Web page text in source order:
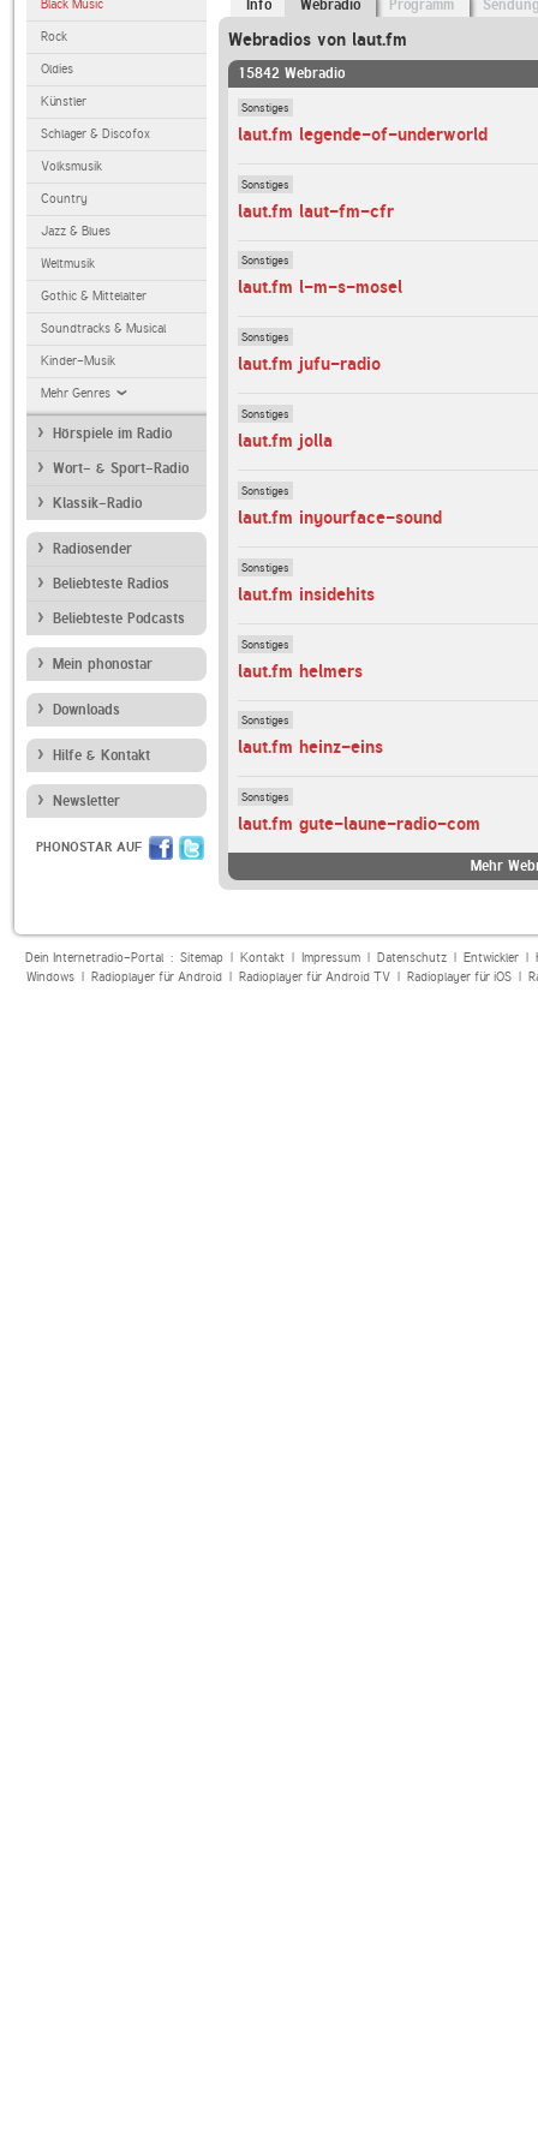
Black Music
Rock
Oldies
Künstler
Schlager & Discofox
Volksmusik
Country
Jazz & Blues
Weltmusik
Gothic & Mittelalter
Soundtracks & Musical
Kinder-Musik
Mehr Genres
Hörspiele im Radio
Wort- & Sport-Radio
Klassik-Radio
Radiosender
Beliebteste Radios
Beliebteste Podcasts
Mein phonostar
Downloads
Hilfe & Kontakt
Newsletter
PHONOSTAR AUF
Info Webradio Programm
Webradios von laut.fm
15842 Webradio
Sonstiges
laut.fm legende-of-underworld
Sonstiges
laut.fm laut-fm-cfr
Sonstiges
laut.fm l-m-s-mosel
Sonstiges
laut.fm jufu-radio
Sonstiges
laut.fm jolla
Sonstiges
laut.fm inyourface-sound
Sonstiges
laut.fm insidehits
Sonstiges
laut.fm helmers
Sonstiges
laut.fm heinz-eins
Sonstiges
laut.fm gute-laune-radio-com
Mehr
Dein Internetradio-Portal : Sitemap| Kontakt| Impressum| Datenschutz| Entwickler|
Windows| Radioplayer für Android| Radioplayer für Android TV| Radioplayer für iOS|